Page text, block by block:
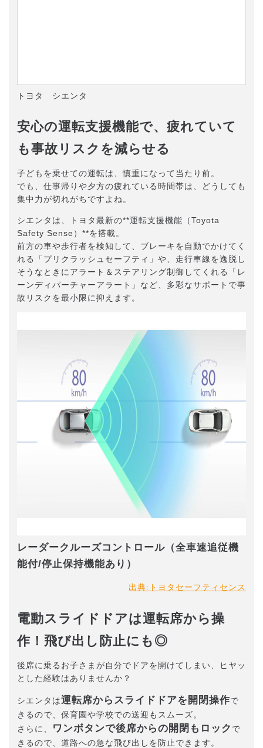
トヨタ シエンタ
安心の運転支援機能で、疲れていて
も事故リスクを減らせる
子どもを乗せての運転は、慎重になって当たり前。
でも、仕事帰りや夕方の疲れている時間帯は、どうしても
集中力が切れがちですよね。
シエンタは、トヨタ最新の**運転支援機能（Toyota
Safety Sense）**を搭載。
前方の車や歩行者を検知して、ブレーキを自動でかけてく
れる「プリクラッシュセーフティ」や、走行車線を逸脱し
そうなときにアラート＆ステアリング制御してくれる「レ
ーンディパーチャーアラート」など、多彩なサポートで事
故リスクを最小限に抑えます。
レーダークルーズコントロール（全車速追従機
能付/停止保持機能あり）
出典:トヨタセーフティセンス
電動スライドドアは運転席から操
作！飛び出し防止にも◎
後席に乗るお子さまが自分でドアを開けてしまい、ヒヤッ
とした経験はありませんか？
シエンタは運転席からスライドドアを開閉操作で
きるので、保育園や学校での送迎もスムーズ。
さらに、
ワンボタンで後席からの開閉もロック で
きるので、道路への急な飛び出しを防止できます。